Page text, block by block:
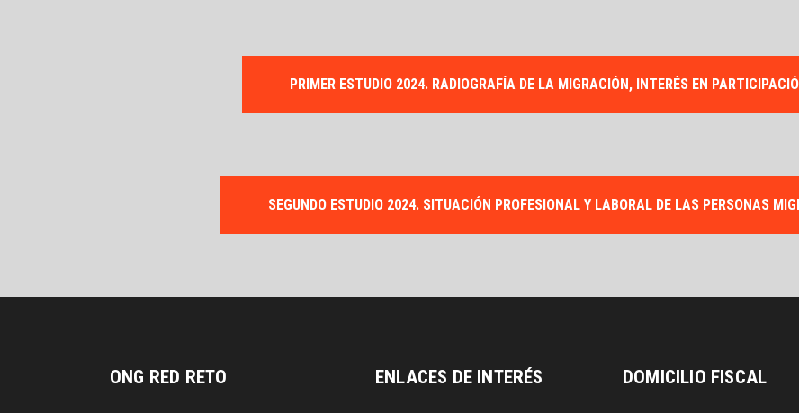
PRIMER ESTUDIO 2024. RADIOGRAFÍA DE LA MIGRACIÓN, INTERÉS EN
SEGUNDO ESTUDIO 2024. SITUACIÓN PROFESIONAL Y LABORAL DE LAS PERSONAS
ONG RED RETO ENLACES DE INTERÉS DOMICILIO FISCAL